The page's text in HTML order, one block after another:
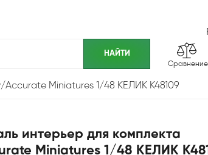
Сравнение
Accurate Miniatures 1/48 КЕЛИК K48109
интерьер для комплекта
Miniatures 1/48 КЕЛИК